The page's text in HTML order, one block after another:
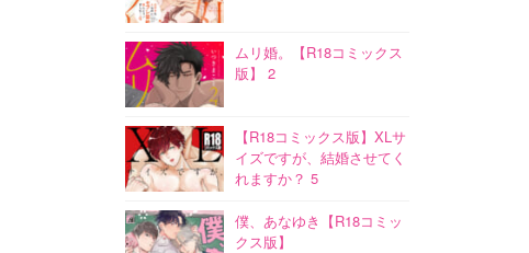
ムリ婚。【R18コミックス
版】 2
【R18コミックス版】XLサ
イズですが、結婚させてく
れますか？ 5
僕、あなゆき【R18コミッ
クス版】